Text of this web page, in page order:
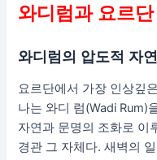
와디럼과 요르
와디럼의 압도적 자
요르단에서 가장 인상깊
나는 와디 럼(Wadi Rum)
자연과 문명의 조화로 이
경관 그 자체다. 새벽의